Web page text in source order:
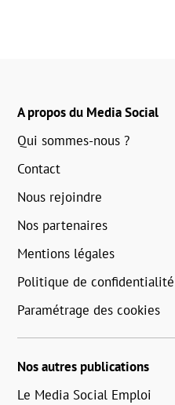
A propos du Media Social
Qui sommes-nous ?
Contact
Nous rejoindre
Nos partenaires
Mentions légales
Politique de confidentialité
Paramétrage des cookies
Nos autres publications
Le Media Social Emploi